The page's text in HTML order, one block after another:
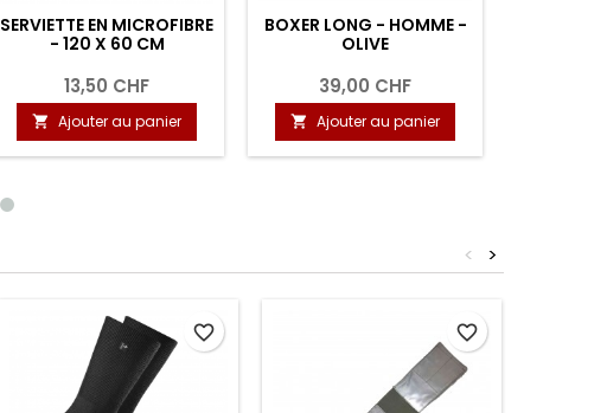
SERVIETTE EN MICROFIBRE
- 120 X 60 CM
13,50 CHF
 Ajouter au panier
BOXER LONG - HOMME -
OLIVE
39,00 CHF
 Ajouter au panier
>
<
favorite_border favorite_border